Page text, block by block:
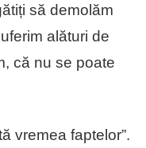
să demolăm
alături de
că nu se poate
vremea faptelor”.